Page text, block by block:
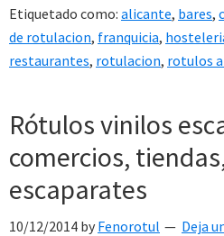
Etiquetado como: alicante, bares,
de rotulacion, franquicia,
restaurantes, rotulacion, rotulos
Rótulos vinilos
comercios,
escaparates
10/12/2014 by Fenorotul Deja